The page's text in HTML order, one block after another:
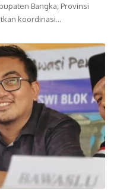
Bangka, Provinsi
koordinasi…